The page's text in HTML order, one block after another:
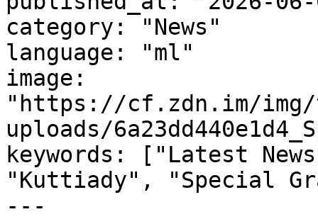
category: "News"
language: "ml"
image:
"https://cf.zdn.im/img/
uploads/
keywords: ["Latest
"Kuttiady", "Special
---